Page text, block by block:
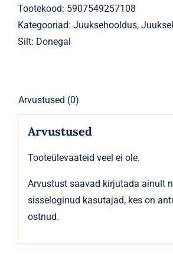
3tk
kogus
Tootekood: 5907549257108
Kategooriad: Juuksehooldus,
Silt: Donegal
Arvustused (0)
Arvustused
Tooteülevaateid veel ei ole.
Arvustust saavad kirjutada ainult
sisseloginud kasutajad, kes on
ostnud.